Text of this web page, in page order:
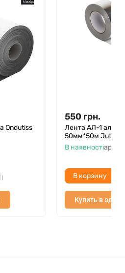
производится в
в себя цвета с
и
имеет 50-летнюю
Ondutiss
550 грн.
Лента АЛ-1
50мм*50м Juta
В наявності
В корзину
Купить в один